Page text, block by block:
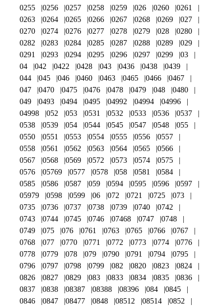
0255
0256 0257 0258 0259 026 0260
0261
0263
0264 0265 0266 0267 0268 0269
027
0270
0274 0276 0277 0278 0279 028
0280
0282
0283 0284 0285 0287 0288 0289
029
0291
0293 0294 0295 0296 0297 0299
03
04
042 0422 0428 043 0436 0438
0439
044
045 046 0460 0463 0465 0466
0467
047
0470 0475 0476 0478 0479 048
0480
049
0493 0494 0495 04992 04994
04996
04998
052 053 0531 0532 0533 0536
0537
0538
0539 054 0544 0545 0547 0548
055
0550
0551 0553 0554 0555 0556
0557
0558
0561 0562 0563 0564 0565
0566
0567
0568 0569 0572 0573 0574
0575
0576
05769 0577 0578 058 0581
0584
0585
0586 0587 059 0594 0595 0596
0597
05979
0598 0599 06 072 0721 0725
073
0735
0736 0737 0738 0739 0740
0742
0743
0744 0745 0746 07468 0747
0748
0749
075 076 0761 0763 0765 0766
0767
0768
077 0770 0771 0772 0773 0774
0776
0778
0779 078 079 0790 0791 0794
0795
0796
0797 0798 0799 082 0820 0823
0824
0826
0827 0829 083 0833 0834 0835
0836
0837
0838 08387 08388 08396 084
0845
0846
0847 08477 0848 08512 08514
0852